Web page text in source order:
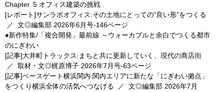
Chapter. 5 オフィス建築の挑戦
[レポート]サンラボオフィス:その土地にとっての“良い形”をつくる
／ 文◎編集部 2026年6月号-146ページ
●新作特集/「複合開発」最前線 ～ウォーカブルと余白でつくる都市
のにぎわい
[記事]大井町トラックス:まちと共に更新していく、現代の商店街
／ 取材・文◎梶原博子 2026年7月号-63ページ
[記事]ベースゲート横浜関内:関内エリアに新たな「にぎわい拠点」
をつくり横浜全体の活気へつなげる ／ 文◎編集部 2026年7月